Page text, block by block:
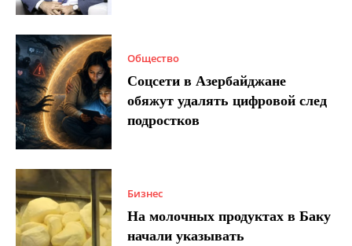
Общество
Соцсети в Азербайджане
обяжут удалять цифровой след
подростков
Бизнес
На молочных продуктах в Баку
начали указывать